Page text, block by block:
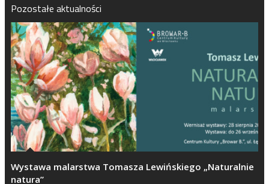
Pozostałe aktualności
Wystawa malarstwa Tomasza Lewińskiego „Naturalnie
natura”